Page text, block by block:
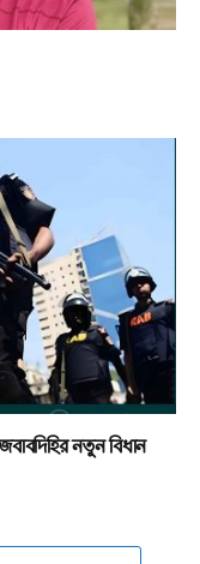
নতুন বিধান